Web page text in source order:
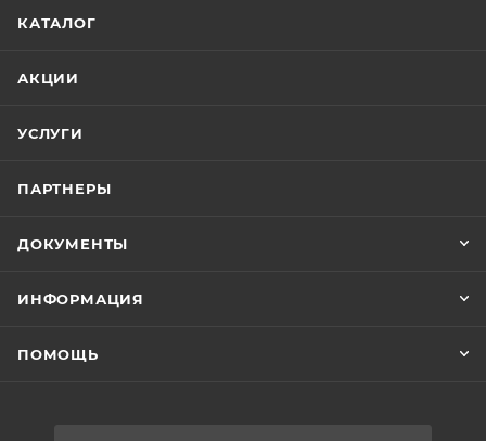
человеческой 20 мая – 225 лет со дня рождения
(1799-1850)
100 лет со дня рождения известного советского
бардовской песни - Булата
КАТАЛОГ
АКЦИИ
УСЛУГИ
ПАРТНЕРЫ
ДОКУМЕНТЫ
ИНФОРМАЦИЯ
ПОМОЩЬ